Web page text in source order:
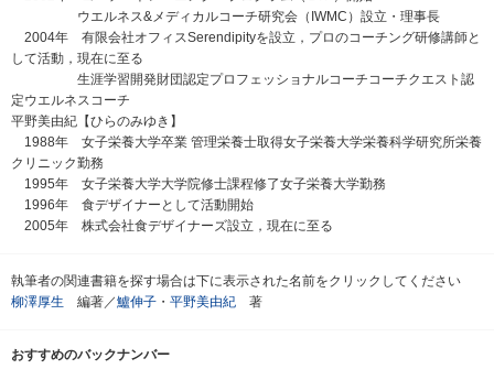
ウエルネス&メディカルコーチ研究会（IWMC）設立・理事長
2004年 有限会社オフィスSerendipityを設立，プロのコーチング研修講師と
して活動，現在に至る
生涯学習開発財団認定プロフェッショナルコーチコーチクエスト認
定ウエルネスコーチ
平野美由紀【ひらのみゆき】
1988年 女子栄養大学卒業 管理栄養士取得女子栄養大学栄養科学研究所栄養
クリニック勤務
1995年 女子栄養大学大学院修士課程修了女子栄養大学勤務
1996年 食デザイナーとして活動開始
2005年 株式会社食デザイナーズ設立，現在に至る
執筆者の関連書籍を探す場合は下に表示された名前をクリックしてください
柳澤厚生 編著／鱸伸子 ・ 平野美由紀 著
おすすめのバックナンバー